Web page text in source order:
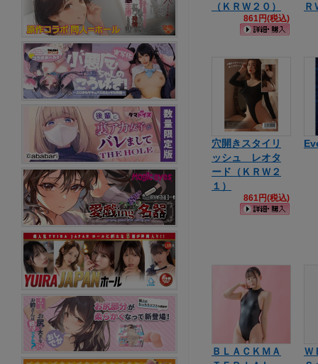
（ＫＲＷ２０）
861円(税込)
Ｒ
穴開きスタイリ
ッシュ レオタ
ード（ＫＲＷ２
１）
861円(税込)
ＢＬＡＣＫＭＡ
Ｗ